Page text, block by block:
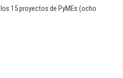
15 proyectos de PyMEs (ocho